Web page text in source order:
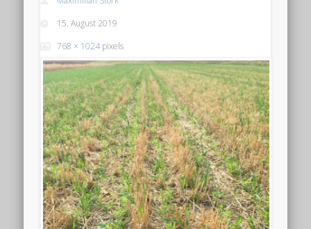
15. August 2019
768 × 1024 pixels